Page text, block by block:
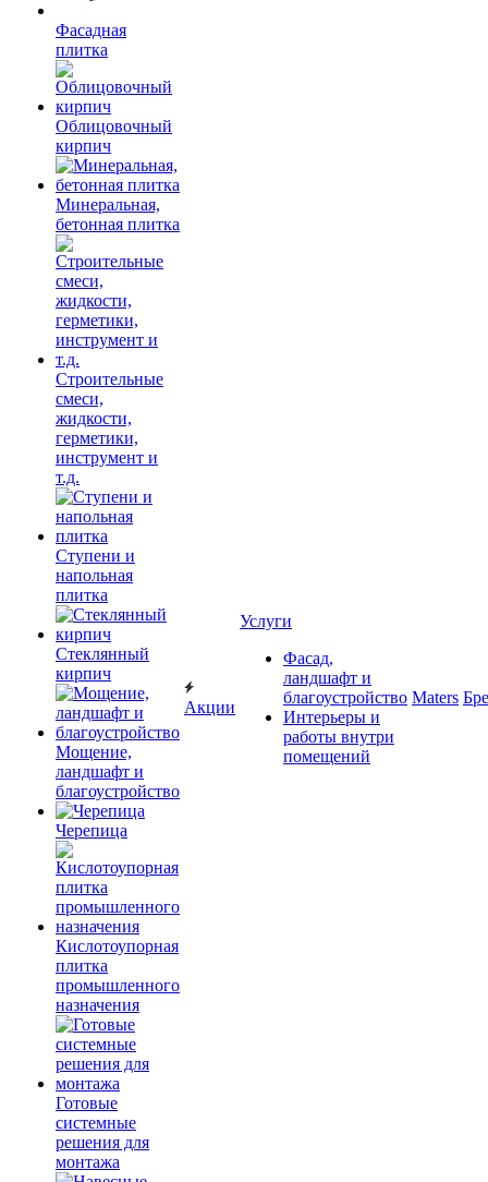
Фасадная
плитка
Облицовочный
кирпич
Минеральная,
бетонная плитка
Строительные
смеси,
жидкости,
герметики,
инструмент и
т.д.
Ступени и
напольная
плитка
Cтеклянный
кирпич
Мощение,
ландшафт и
благоустройство
Черепица
Кислотоупорная
плитка
промышленного
назначения
Готовые
системные
решения для
монтажа
Акции
Услуги
Фасад,
ландшафт и
благоустройство
Интерьеры и
работы внутри
помещений
Maters